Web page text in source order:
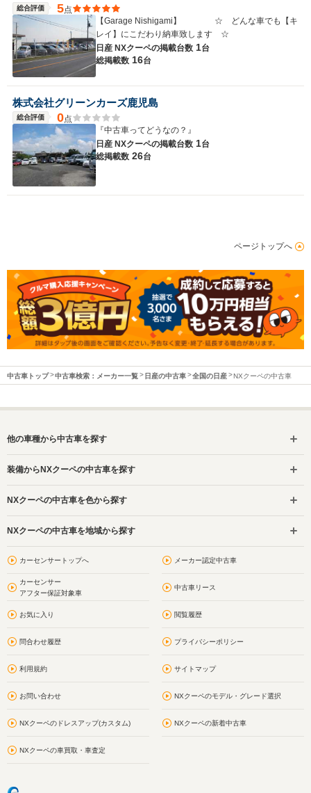
総合評価 5点
【Garage Nishigami】 ☆ どんな車でも【キ
レイ】にこだわり納車致します ☆
日産 NXクーペの掲載台数 1台
総掲載数 16台
株式会社グリーンカーズ鹿児島
総合評価 0点
『中古車ってどうなの？』
日産 NXクーペの掲載台数 1台
総掲載数 26台
ページトップへ
中古車トップ 中古車検索：メーカー一覧 日産の中古車 全国の日産 NXクーペの中古車
他の車種から中古車を探す
装備からNXクーペの中古車を探す
NXクーペの中古車を色から探す
NXクーペの中古車を地域から探す
カーセンサートップへ メーカー認定中古車
カーセンサー
アフター保証対象車
中古車リース
お気に入り 閲覧履歴
問合わせ履歴 プライバシーポリシー
利用規約 サイトマップ
お問い合わせ NXクーペのモデル・グレード選択
NXクーペのドレスアップ(カスタム) NXクーペの新着中古車
NXクーペの車買取・車査定